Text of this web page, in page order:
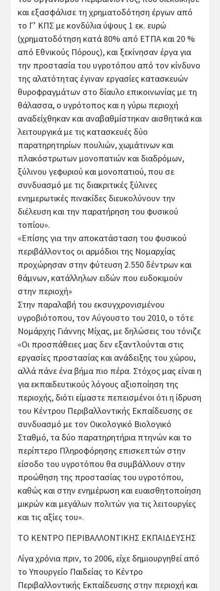
και εξασφάλισε τη χρηματοδότηση έργων από
το Γ’ ΚΠΣ με κονδύλια ύψους 1 εκ. ευρώ
(χρηματοδότηση κατά 80% από ΕΤΠΑ και 20 %
από Εθνικούς Πόρους), και ξεκίνησαν έργα για
την προστασία του υγροτόπου από τον κίνδυνο
της αλατότητας έγιναν εργασίες κατασκευών
θυροφραγμάτων στο δίαυλο επικοινωνίας με τη
θάλασσα, ο υγρότοπος και η γύρω περιοχή
αναδείχθηκαν και αναβαθμίστηκαν αισθητικά και
λειτουργικά με τις κατασκευές δύο
παρατηρητηρίων πουλιών, χωμάτινων και
πλακόστρωτων μονοπατιών και διαδρόμων,
ξύλινου γεφυριού και μονοπατιού, που σε
συνδυασμό με τις διακριτικές ξύλινες
ενημερωτικές πινακίδες διευκολύνουν την
διέλευση και την παρατήρηση του φυσικού
τοπίου».
«Επίσης για την αποκατάσταση του φυσικού
περιβάλλοντος οι αρμόδιοι της Νομαρχίας
προχώρησαν στην φύτευση 2.550 δέντρων και
θάμνων, κατάλληλων ειδών που ευδοκιμούν
στην περιοχή»
Στην παραλαβή του εκσυγχρονισμένου
υγροβιότοπου, τον Αύγουστο του 2010, ο τότε
Νομάρχης Γιάννης Μίχας, με δηλώσεις του τόνιζε
«Οι προσπάθειες μας δεν εξαντλούνται στις
εργασίες προστασίας και ανάδειξης του χώρου,
αλλά πάνε ένα βήμα πιο πέρα. Στόχος μας είναι η
για εκπαιδευτικούς λόγους αξιοποίηση της
περιοχής, διότι είμαστε πεπεισμένοι ότι η ίδρυση
του Κέντρου Περιβαλλοντικής Εκπαίδευσης σε
συνδυασμό με τον Οικολογικό Βιολογικό
Σταθμό, τα δύο παρατηρητήρια πτηνών και το
περίπτερο Πληροφόρησης επισκεπτών στην
είσοδο του υγροτόπου θα συμβάλλουν στην
προώθηση της προστασίας του υγροτόπου,
καθώς και στην ενημέρωση και ευαισθητοποίηση
μικρών και μεγάλων πολιτών για τις λειτουργίες
και τις αξίες του».
ΤΟ ΚΕΝΤΡΟ ΠΕΡΙΒΑΛΛΟΝΤΙΚΗΣ ΕΚΠΑΙΔΕΥΣΗΣ
Λίγα χρόνια πριν, το 2006, είχε δημιουργηθεί από
το Υπουργείο Παιδείας το Κέντρο
Περιβαλλοντικής Εκπαίδευσης στην περιοχή και